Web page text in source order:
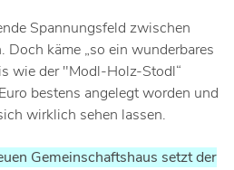
Spannungsfeld zwischen
Doch käme „so ein wunderbares
wie der "Modl-Holz-Stodl“
bestens angelegt worden und
wirklich sehen lassen.
Gemeinschaftshaus setzt der